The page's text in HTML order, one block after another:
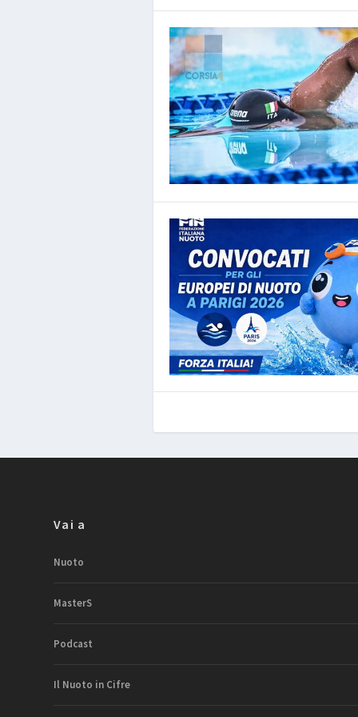
Vai a
Nuoto
MasterS
Podcast
Il Nuoto in Cifre